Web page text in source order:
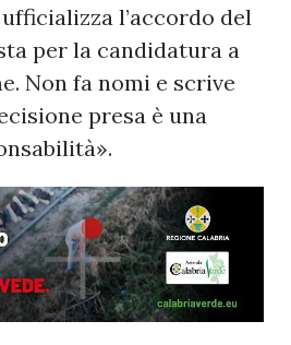
l’accordo del
per la candidatura a
Non fa nomi e scrive
presa è una